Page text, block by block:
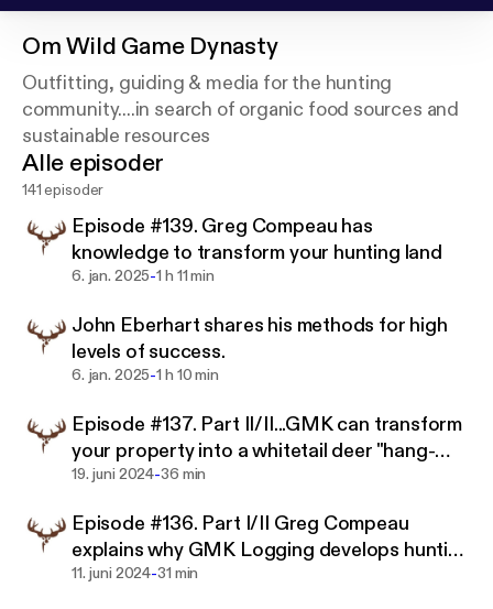
OmWild Game Dynasty
Outfitting, guiding & media for the hunting
community....in search of organic food sources and
sustainable resources
Alle episoder
141 episoder
Episode #139. Greg Compeau has
knowledge to transform your hunting land
6. jan. 2025-1 h 11 min
John Eberhart shares his methods for high
levels of success.
6. jan. 2025-1 h 10 min
Episode #137. Part II/II...GMK can transform
your property into a whitetail deer "hang-
out".
19. juni 2024-36 min
Episode #136. Part I/II Greg Compeau
explains why GMK Logging develops hunting
property so well.
11. juni 2024-31 min